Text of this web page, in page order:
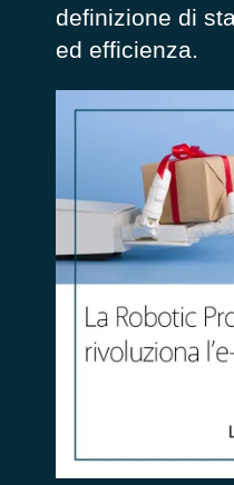
definizione di
ed efficienza.